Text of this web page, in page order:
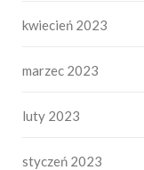
kwiecień 2023
marzec 2023
luty 2023
styczeń 2023